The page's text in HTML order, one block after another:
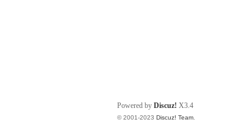
Powered by Discuz! X3.4
© 2001-2023 Discuz! Team